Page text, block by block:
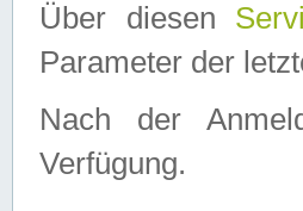
Über diesen
Parameter der
Nach der
Verfügung.